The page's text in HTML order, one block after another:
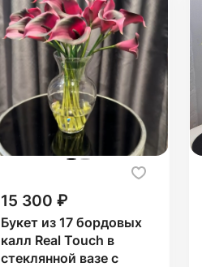
15 300 ₽
Букет из 17 бордовых
калл Real Touch в
стеклянной вазе с